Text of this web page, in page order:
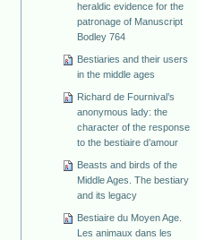
heraldic evidence for the
patronage of Manuscript
Bodley 764
Bestiaries and their users
in the middle ages
Richard de Fournival’s
anonymous lady: the
character of the response
to the bestiaire d’amour
Beasts and birds of the
Middle Ages. The bestiary
and its legacy
Bestiaire du Moyen Age.
Les animaux dans les